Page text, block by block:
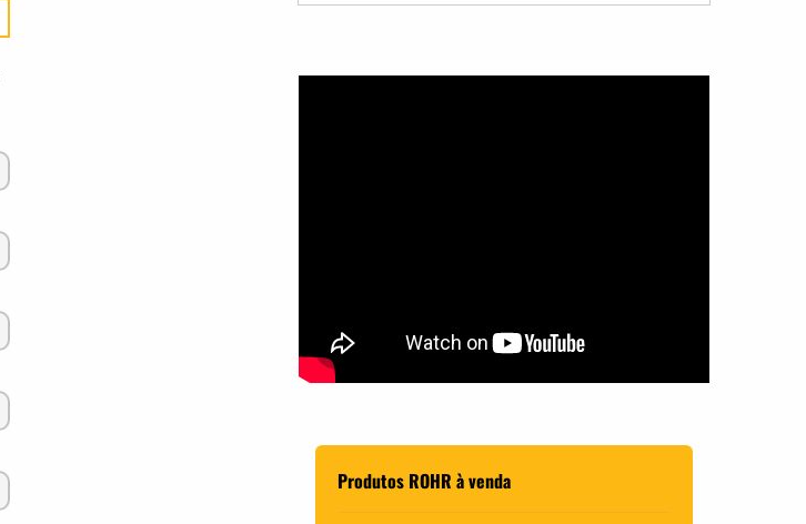
Produtos ROHR à venda